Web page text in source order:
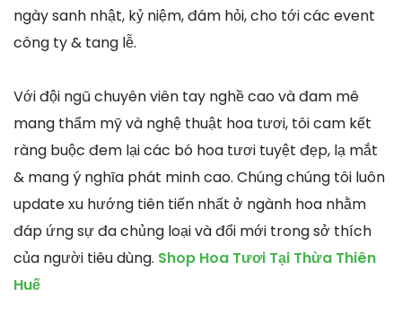
ngày sanh nhật, kỷ niệm, đám hỏi, cho tới các event
công ty & tang lễ.
Với đội ngũ chuyên viên tay nghề cao và đam mê
mang thẩm mỹ và nghệ thuật hoa tươi, tôi cam kết
ràng buộc đem lại các bó hoa tươi tuyệt đẹp, lạ mắt
& mang ý nghĩa phát minh cao. Chúng chúng tôi luôn
update xu hướng tiên tiến nhất ở ngành hoa nhằm
đáp ứng sự đa chủng loại và đổi mới trong sở thích
của người tiêu dùng. Shop Hoa Tươi Tại Thừa Thiên
Huế